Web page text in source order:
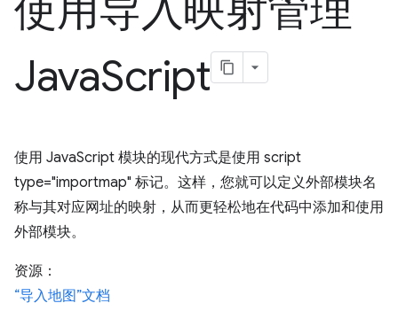
使用导入映射管理
JavaScript
使用 JavaScript 模块的现代方式是使用 script
type="importmap" 标记。这样，您就可以定义外部模块名
称与其对应网址的映射，从而更轻松地在代码中添加和使用
外部模块。
资源：
“导入地图”文档